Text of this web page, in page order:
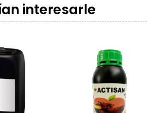
interesarle